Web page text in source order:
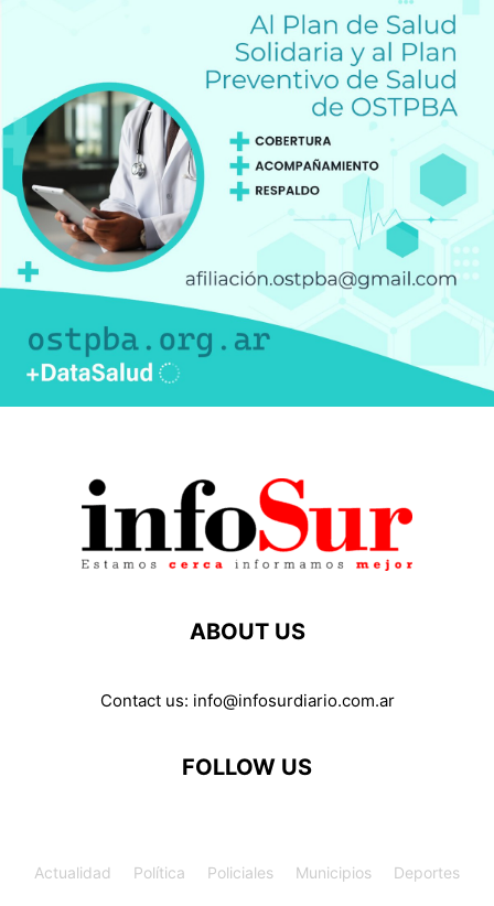
ABOUT US
Contact us: info@infosurdiario.com.ar
FOLLOW US
Actualidad Política Policiales Municipios Deportes